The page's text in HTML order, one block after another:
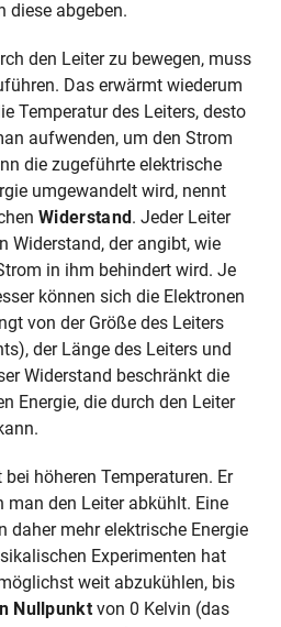
diese abgeben.
den Leiter zu bewegen, muss
Das erwärmt wiederum
Temperatur des Leiters, desto
aufwenden, um den Strom
die zugeführte elektrische
umgewandelt wird, nennt
Widerstand . Jeder Leiter
Widerstand, der angibt, wie
in ihm behindert wird. Je
können sich die Elektronen
von der Größe des Leiters
der Länge des Leiters und
Widerstand beschränkt die
Energie, die durch den Leiter
höheren Temperaturen. Er
man den Leiter abkühlt. Eine
daher mehr elektrische Energie
Experimenten hat
weit abzukühlen, bis
Nullpunkt von 0 Kelvin (das